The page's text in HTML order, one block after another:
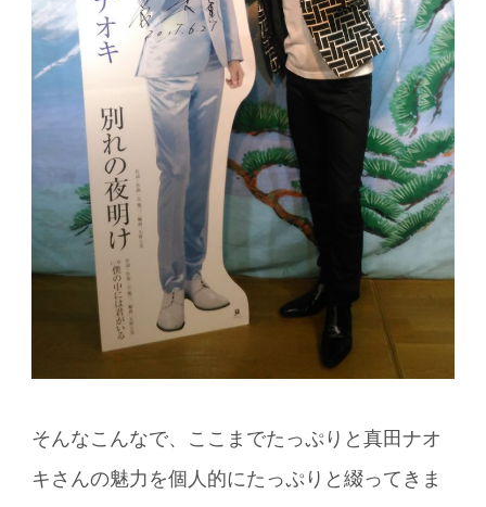
そんなこんなで、ここまでたっぷりと真田ナオ
キさんの魅力を個人的にたっぷりと綴ってきま